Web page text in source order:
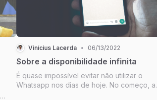
Vinícius Lacerda • 06/13/2022
Sobre a disponibilidade infinita
É quase impossível evitar não utilizar o
Whatsapp nos dias de hoje. No começo, a